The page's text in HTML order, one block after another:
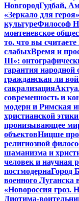
НовгородГудбай,
«Зеркало для героя»
культуреФилософ
монтеневское
то, что вы
слабыхВремя и
III»:
гарантия народной
гражданская ли
сакрализация
современность и
модерн и Римская
христианской
пронизывающее
объектовНицше
религиозной
шаманизма и
человек и научная
постмодернаГород
военного Луганска
«Новороссия гроз.
Диотима-